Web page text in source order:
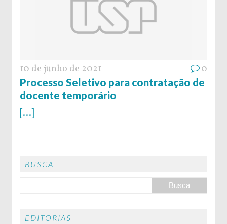
10 de junho de 2021 0
Processo Seletivo para contratação de
docente temporário
[...]
BUSCA
EDITORIAS